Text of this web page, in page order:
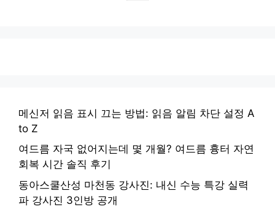
메신저 읽음 표시 끄는 방법: 읽음 알림 차단 설정 A
to Z
여드름 자국 없어지는데 몇 개월? 여드름 흉터 자연
회복 시간 솔직 후기
동아스쿨산성 마천동 강사진: 내신 수능 특강 실력
파 강사진 3인방 공개